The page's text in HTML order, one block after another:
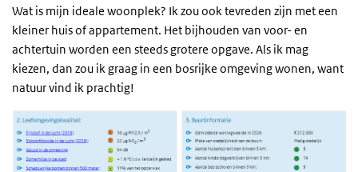
Wat is mijn ideale woonplek? Ik zou ook tevreden zijn met een
kleiner huis of appartement. Het bijhouden van voor- en
achtertuin worden een steeds grotere opgave. Als ik mag
kiezen, dan zou ik graag in een bosrijke omgeving wonen, want
natuur vind ik prachtig!